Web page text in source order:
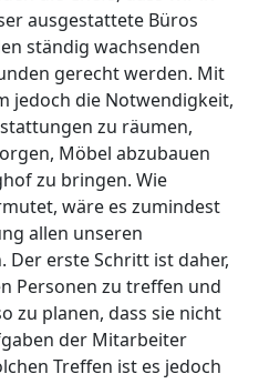
ausgestattete Büros
ständig wachsenden
gerecht werden. Mit
jedoch die Notwendigkeit,
zu räumen,
Möbel abzubauen
zu bringen. Wie
wäre es zumindest
allen unseren
erste Schritt ist daher,
Personen zu treffen und
zu planen, dass sie nicht
der Mitarbeiter
Treffen ist es jedoch